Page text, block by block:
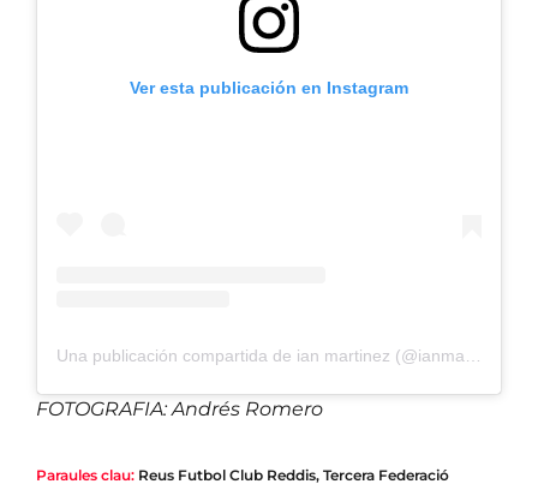
Ver esta publicación en Instagram
FOTOGRAFIA: Andrés Romero
Paraules clau: Reus Futbol Club Reddis, Tercera Federació